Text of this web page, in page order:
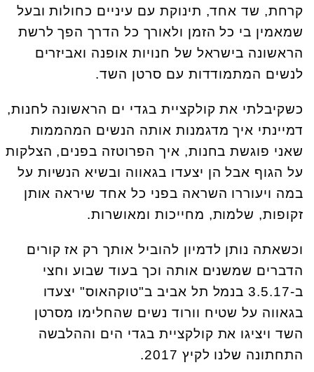
קרחת, שד אחד, תינוקת עם עיניים כחולות ובעל
שמאמין בי כל הזמן ולאורך כל הדרך הפך לרשת
הראשונה בישראל של חנויות אופנה ואביזרים
לנשים המתמודדות עם סרטן השד.
כשקיבלתי את קולקציית בגדי ים הראשונה לחנות,
דמיינתי איך מדגמנות אותה הנשים המהממות
שאני פוגשת בחנות, איך הפרוטזה בפנים, הצלקות
על הגוף אבל הן יצעדו בגאווה ובשיא הנשיות על
במה ויעוררו השראה בפני כל אחד שיראה אותן
זקופות, שלמות, מחייכות ומאושרות.
וכשאתה נותן לדמיון להוביל אותך רק אז קורים
הדברים שמשנים אותה וכך בעוד שבוע וחצי
ב-3.5.17 בנמל תל אביב ב"טוקהאוס" יצעדו
בגאווה על שטיח וורוד נשים שהחלימו מסרטן
השד ויציגו את קולקציית בגדי הים וההלבשה
התחתונה שלנו לקיץ 2017.